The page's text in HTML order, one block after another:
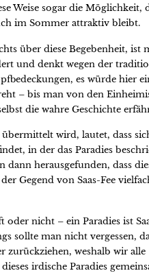
Weise sogar die Möglichkeit,
im Sommer attraktiv bleibt.
über diese Begebenheit, ist
und denkt wegen der
es würde hier
– bis man von den
die wahre Geschichte
übermittelt wird, lautet, dass
in der das Paradies
dann herausgefunden, dass
Gegend von Saas-Fee
nicht – ein Paradies ist
sollte man nicht vergessen,
zurückziehen, weshalb wir alle
irdische Paradies